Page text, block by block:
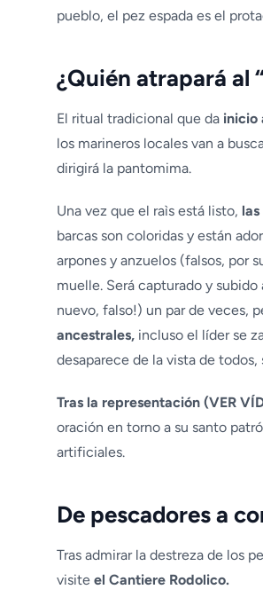
pueblo, el pez espada es el
¿Quién atrapará al
El ritual tradicional que da inicio
los marineros locales van a
dirigirá la pantomima.
Una vez que el raìs está listo,
barcas son coloridas y están
arpones y anzuelos (falsos, por
muelle. Será capturado y subido
nuevo, falso!) un par de veces,
ancestrales, incluso el líder se
desaparece de la vista de
Tras la representación (VER
oración en torno a su santo
artificiales.
De pescadores a
Tras admirar la destreza de los
visite el Cantiere Rodolico.